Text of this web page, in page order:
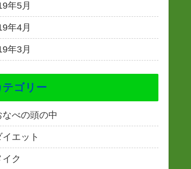
年5月
年4月
年3月
テゴリー
なべの頭の中
イエット
イク